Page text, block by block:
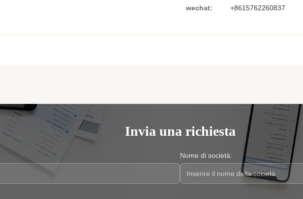
wechat: +8615762260837
Invia una richiesta
Nome di società: